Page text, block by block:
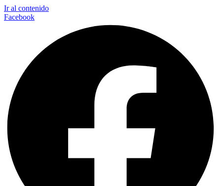
Ir al contenido
Facebook